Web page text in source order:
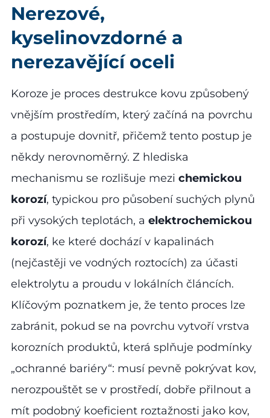
Nerezové,
kyselinovzdorné a
nerezavějící oceli
Koroze je proces destrukce kovu způsobený
vnějším prostředím, který začíná na povrchu
a postupuje dovnitř, přičemž tento postup je
někdy nerovnoměrný. Z hlediska
mechanismu se rozlišuje mezi chemickou
korozí, typickou pro působení suchých plynů
při vysokých teplotách, a elektrochemickou
korozí, ke které dochází v kapalinách
(nejčastěji ve vodných roztocích) za účasti
elektrolytu a proudu v lokálních článcích.
Klíčovým poznatkem je, že tento proces lze
zabránit, pokud se na povrchu vytvoří vrstva
korozních produktů, která splňuje podmínky
„ochranné bariéry“: musí pevně pokrývat kov,
nerozpouštět se v prostředí, dobře přilnout a
mít podobný koeficient roztažnosti jako kov,